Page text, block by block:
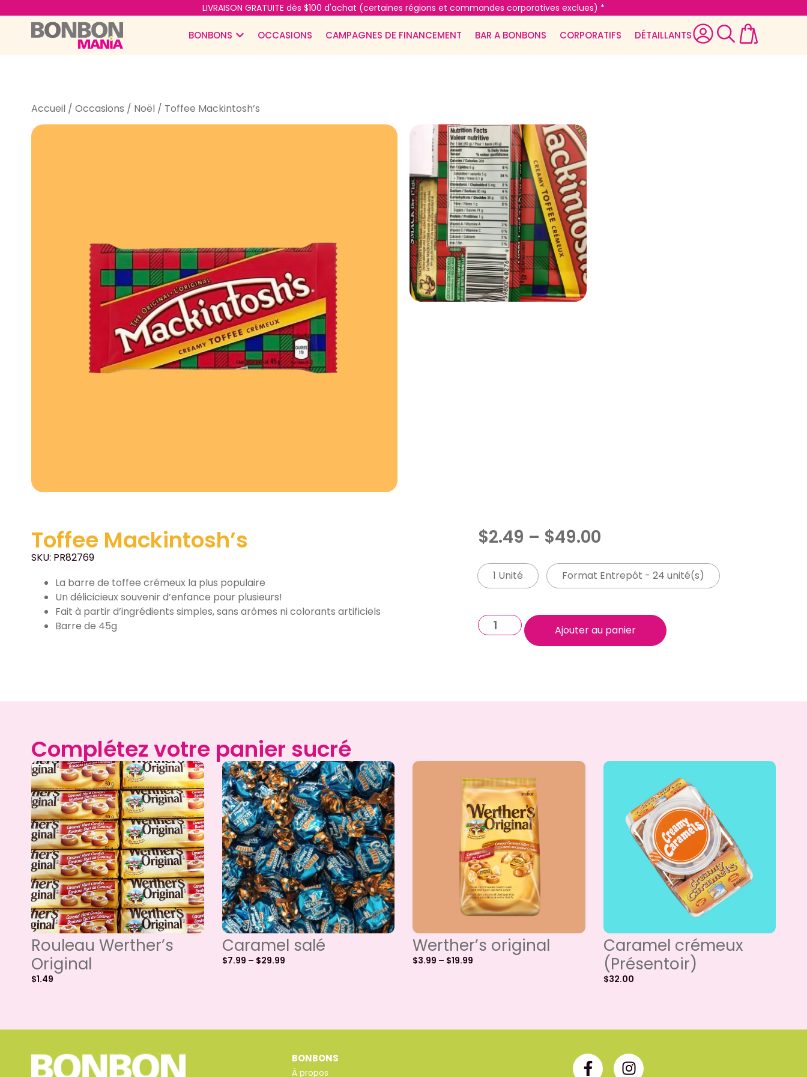
LIVRAISON GRATUITE dès $100 d'achat (certaines régions et commandes corporatives exclues) *
BONBONS OCCASIONS CAMPAGNES DE FINANCEMENT BAR A BONBONS CORPORATIFS DÉTAILLANTS
Accueil / Occasions / Noël / Toffee Mackintosh’s
Toffee Mackintosh’s
SKU: PR82769
La barre de toffee crémeux la plus populaire
Un délicicieux souvenir d’enfance pour plusieurs!
Fait à partir d’ingrédients simples, sans arômes ni colorants artificiels
Barre de 45g
$2.49 – $49.00
1 Unité Format Entrepôt - 24 unité(s)
Ajouter au panier
Complétez votre panier sucré
Rouleau Werther’s
Original
$1.49
Caramel salé
$7.99 – $29.99
Werther’s original
$3.99 – $19.99
Caramel crémeux
(Présentoir)
$32.00
BONBONS
À propos